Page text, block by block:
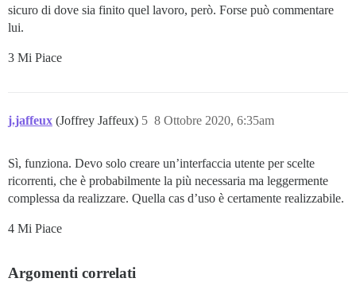
sicuro di dove sia finito quel lavoro, però. Forse può commentare
lui.
3 Mi Piace
j.jaffeux (Joffrey Jaffeux) 8 Ottobre 2020, 6:35am
5
Sì, funziona. Devo solo creare un’interfaccia utente per scelte
ricorrenti, che è probabilmente la più necessaria ma leggermente
complessa da realizzare. Quella cas d’uso è certamente realizzabile.
4 Mi Piace
Argomenti correlati